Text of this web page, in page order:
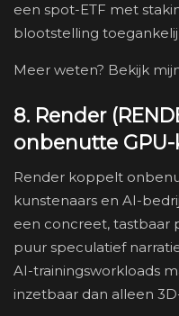
een spot-ETF met
blootstelling
Meer weten? Bekijk
8. Render
onbenutte
Render koppelt
kunstenaars en AI-
een concreet, tastbaar
puur speculatief
AI-trainingsworkloads
inzetbaar dan alleen